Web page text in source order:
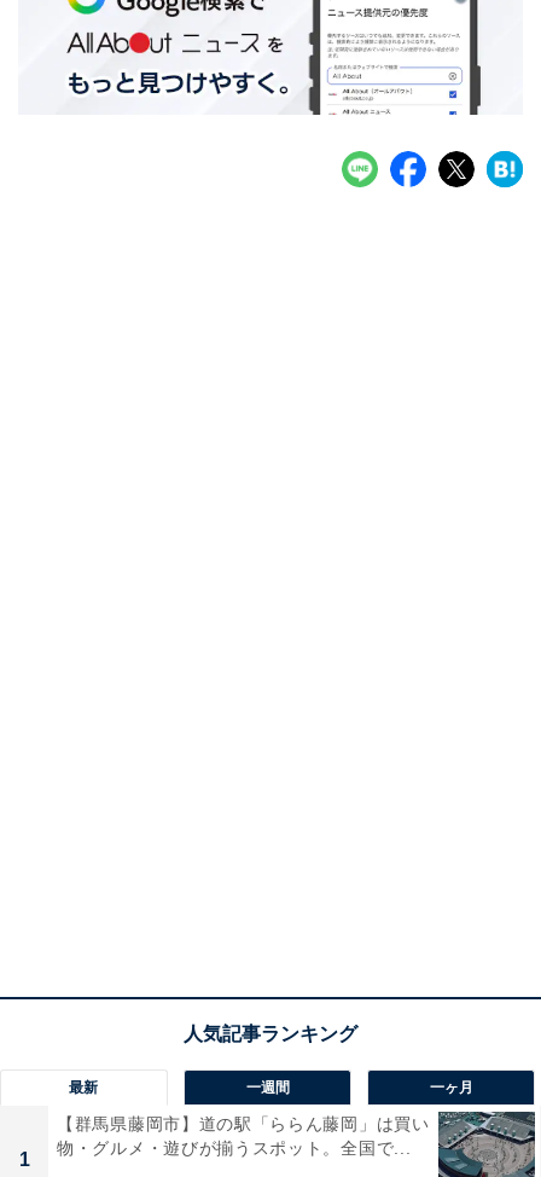
最新 一週間 一ヶ月
1
【群馬県藤岡市】道の駅「ららん藤岡」は買い
物・グルメ・遊びが揃うスポット。全国で...